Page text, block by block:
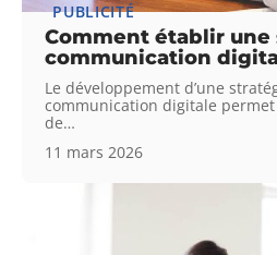
PUBLICITÉ
Comment établir une
communication
Le développement d’une
communication digitale
de…
11 mars 2026